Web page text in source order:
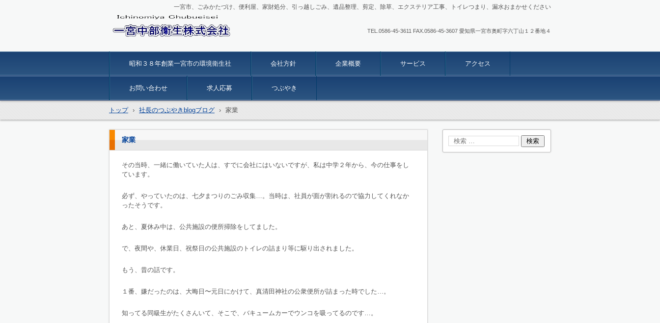
一宮市、ごみかたづけ、便利屋、家財処分、引っ越しごみ、遺品整理、剪定、除草、エクステリア工事、トイレつまり、漏水おまかせください
TEL.0586-45-3611 FAX.0586-45-3607 愛知県一宮市奥町字六丁山１２番地４
昭和３８年創業一宮市の環境衛生社 会社方針 企業概要 サービス アクセス
お問い合わせ 求人応募 つぶやき
トップ › 社長のつぶやきblogブログ › 家業
家業
その当時、一緒に働いていた人は、すでに会社にはいないですが、私は中学２年から、今の仕事をし
ています。
必ず、やっていたのは、七夕まつりのごみ収集…。当時は、社員が面が割れるので協力してくれなか
ったそうです。
あと、夏休み中は、公共施設の便所掃除をしてました。
で、夜間や、休業日、祝祭日の公共施設のトイレの詰まり等に駆り出されました。
もう、昔の話です。
１番、嫌だったのは、大晦日〜元日にかけて、真清田神社の公衆便所が詰まった時でした…。
知ってる同級生がたくさんいて、そこで、バキュームカーでウンコを吸ってるのです…。